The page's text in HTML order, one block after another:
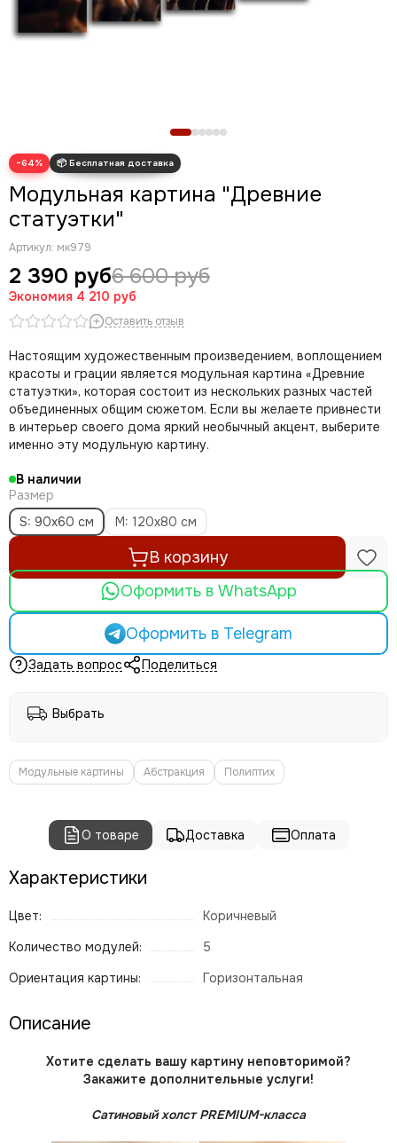
Новогодние картины
Для кухни
−64%
Модульная картина "Древние
статуэтки"
Артикул: мк979
2 390 руб6 600 руб
Экономия 4 210 руб
Оставить отзыв
Настоящим художественным произведением, воплощением
красоты и грации является модульная картина «Древние
статуэтки», которая состоит из нескольких разных частей
объединенных общим сюжетом. Если вы желаете привнести
в интерьер своего дома яркий необычный акцент, выберите
именно эту модульную картину.
В наличии
Размер
S: 90x60 см
M: 120х80 см
В корзину
Оформить в WhatsApp
Оформить в Telegram
Задать вопрос Поделиться
Выбрать
Модульные картины Абстракция Полиптих
О товаре Доставка Оплата
Характеристики
Цвет:
Коричневый
Количество модулей:
5
Ориентация картины:
Горизонтальная
Описание
Хотите сделать вашу картину неповторимой?
Закажите дополнительные услуги!
Сатиновый холст PREMIUM-класса